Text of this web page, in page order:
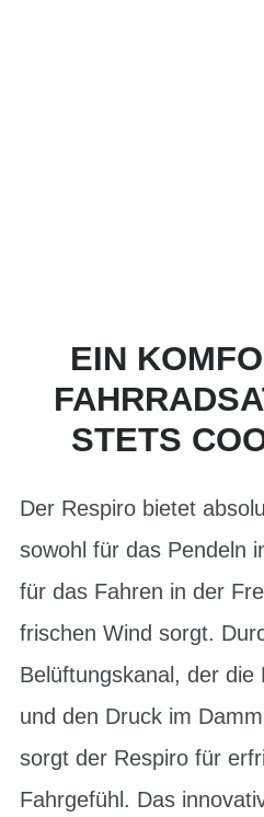
EIN
STETS
Der Respiro bietet
sowohl für das Pendeln
für das Fahren in der
frischen Wind sorgt.
Belüftungskanal, der
und den Druck im
sorgt der Respiro für
Fahrgefühl. Das